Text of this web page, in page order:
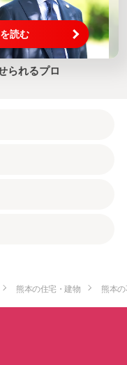
読む
られるプロ
熊本の住宅・建物 熊本